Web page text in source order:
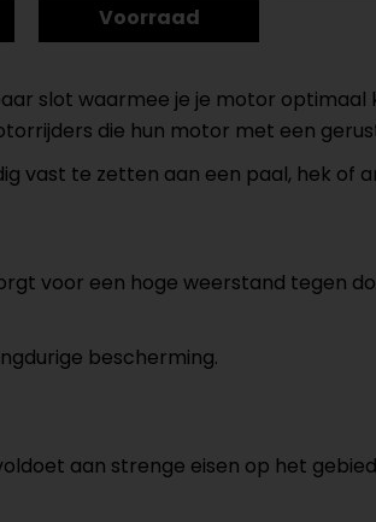
Voorraad
slot waarmee je je motor optimaal
die hun motor met een
vast te zetten aan een paal, hek of
voor een hoge weerstand tegen
bescherming.
aan strenge eisen op het